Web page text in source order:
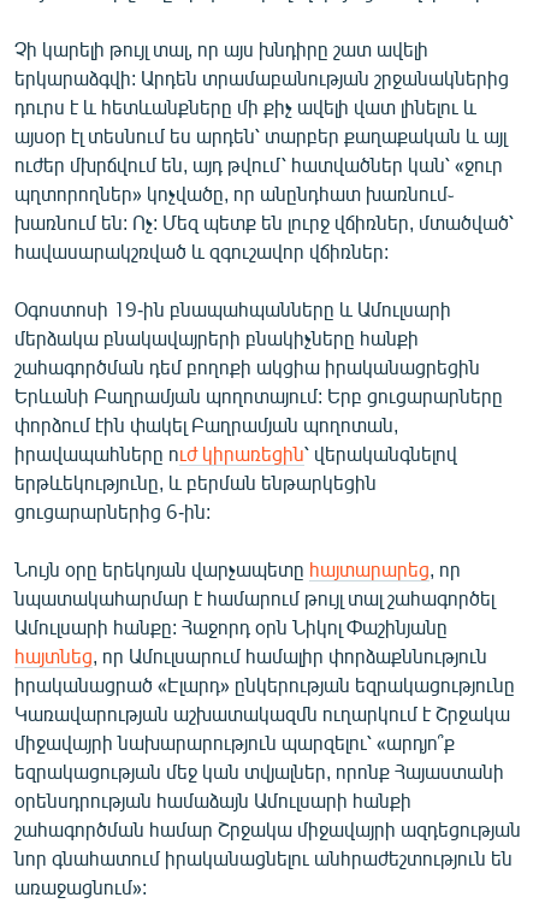
Չի կարելի թույլ տալ, որ այս խնդիրը շատ ավելի
երկարաձգվի: Արդեն տրամաբանության շրջանակներից
դուրս է և հետևանքները մի քիչ ավելի վատ լինելու և
այսօր էլ տեսնում ես արդեն՝ տարբեր քաղաքական և այլ
ուժեր մխրճվում են, այդ թվում՝ հատվածներ կան՝ «ջուր
պղտորողներ» կոչվածը, որ անընդհատ խառնում֊
խառնում են: Ոչ: Մեզ պետք են լուրջ վճիռներ, մտածված՝
հավասարակշռված և զգուշավոր վճիռներ:
Օգոստոսի 19-ին բնապահպանները և Ամուլսարի
մերձակա բնակավայրերի բնակիչները հանքի
շահագործման դեմ բողոքի ակցիա իրականացրեցին
Երևանի Բաղրամյան պողոտայում: Երբ ցուցարարները
փորձում էին փակել Բաղրամյան պողոտան,
իրավապահները ուժ կիրառեցին՝ վերականգնելով
երթևեկությունը, և բերման ենթարկեցին
ցուցարարներից 6-ին:
Նույն օրը երեկոյան վարչապետը հայտարարեց , որ
նպատակահարմար է համարում թույլ տալ շահագործել
Ամուլսարի հանքը: Հաջորդ օրն Նիկոլ Փաշինյանը
հայտնեց , որ Ամուլսարում համալիր փորձաքննություն
իրականացրած «Էլարդ» ընկերության եզրակացությունը
Կառավարության աշխատակազմն ուղարկում է Շրջակա
միջավայրի նախարարություն պարզելու՝ «արդյո՞ք
եզրակացության մեջ կան տվյալներ, որոնք Հայաստանի
օրենսդրության համաձայն Ամուլսարի հանքի
շահագործման համար Շրջակա միջավայրի ազդեցության
նոր գնահատում իրականացնելու անհրաժեշտություն են
առաջացնում»: